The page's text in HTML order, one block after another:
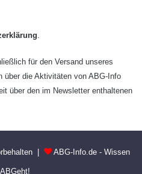
für den Versand unseres
über die Aktivitäten von ABG-Info
über den im Newsletter enthaltenen
| ABG-Info.de - Wissen